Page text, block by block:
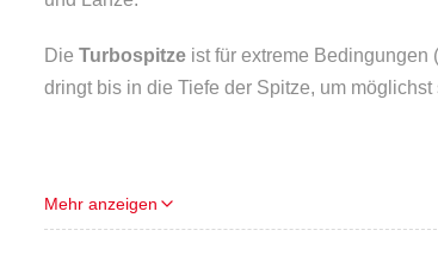
Die Turbospitze ist für extreme Bedingungen
dringt bis in die Tiefe der Spitze, um
Werkstoffe: Kupfer 99,9 %
Mehr anzeigen